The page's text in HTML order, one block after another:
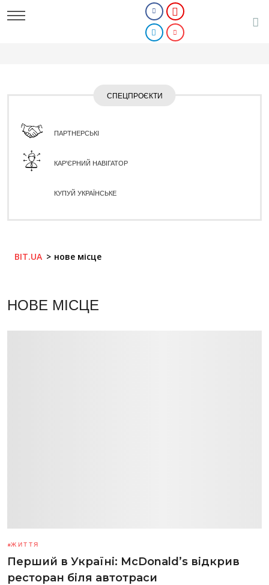
СПЕЦПРОЄКТИ
ПАРТНЕРСЬКІ
КАР'ЄРНИЙ НАВІГАТОР
КУПУЙ УКРАЇНСЬКЕ
BIT.UA нове місце
НОВЕ МІСЦЕ
ЖИТТЯ
Перший в Україні: McDonald’s відкрив
ресторан біля автотраси